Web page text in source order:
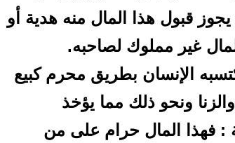
قبول هذا المال منه هدية أو
غير مملوك لصاحبه.
الإنسان بطريق محرم كبيع
والزنا ونحو ذلك مما يؤخذ
: فهذا المال حرام على من